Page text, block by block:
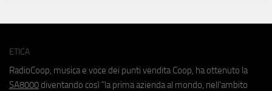
ETICA
RadioCoop, musica e voce dei punti vendita Coop, ha ottenuto la
SA8000 diventando così "la prima azienda al mondo, nell'ambito